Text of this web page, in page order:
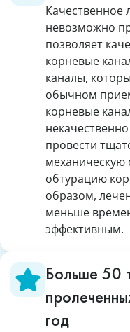
Качественное
невозможно
позволяет
корневые
каналы,
обычном
корневые
провести
механическую
обтурацию
образом,
меньше
эффективным.
Больше 50
год